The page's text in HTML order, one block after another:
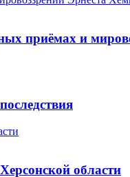
приёмах и
области